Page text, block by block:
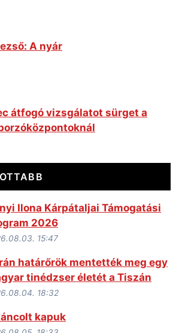
A nyár
átfogó vizsgálatot sürget a
Ilona Kárpátaljai Támogatási
2026
15:47
határőrök mentették meg egy
tinédzser életét a Tiszán
18:32
kapuk